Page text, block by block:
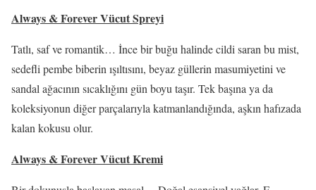
Always & Forever Vücut Spreyi
Tatlı, saf ve romantik… İnce bir buğu halinde cildi saran bu mist,
sedefli pembe biberin ışıltısını, beyaz güllerin masumiyetini ve
sandal ağacının sıcaklığını gün boyu taşır. Tek başına ya da
koleksiyonun diğer parçalarıyla katmanlandığında, aşkın hafızada
kalan kokusu olur.
Always & Forever Vücut Kremi